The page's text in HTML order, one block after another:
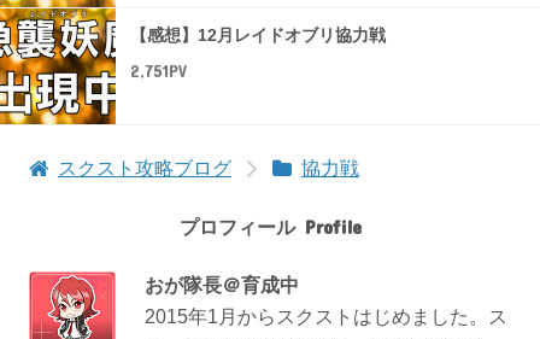
【感想】12月レイドオブリ協力戦
2,751PV
スクスト攻略ブログ 協力戦
プロフィール
おが隊長＠育成中
2015年1月からスクストはじめました。ス